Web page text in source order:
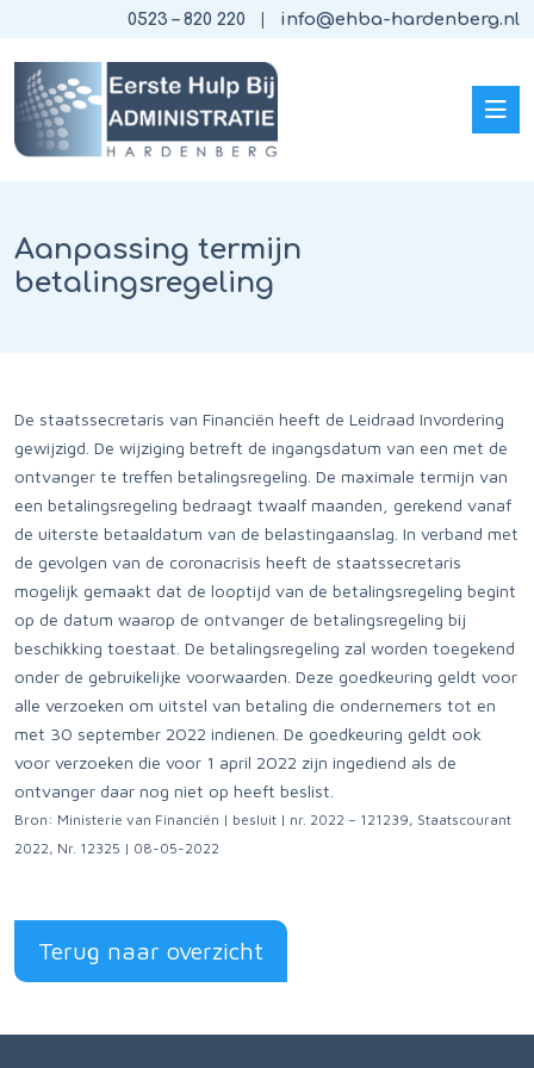
0523 – 820 220 info@ehba-hardenberg.nl
Aanpassing termijn
betalingsregeling
De staatssecretaris van Financiën heeft de Leidraad Invordering
gewijzigd. De wijziging betreft de ingangsdatum van een met de
ontvanger te treffen betalingsregeling. De maximale termijn van
een betalingsregeling bedraagt twaalf maanden, gerekend vanaf
de uiterste betaaldatum van de belastingaanslag. In verband met
de gevolgen van de coronacrisis heeft de staatssecretaris
mogelijk gemaakt dat de looptijd van de betalingsregeling begint
op de datum waarop de ontvanger de betalingsregeling bij
beschikking toestaat. De betalingsregeling zal worden toegekend
onder de gebruikelijke voorwaarden. Deze goedkeuring geldt voor
alle verzoeken om uitstel van betaling die ondernemers tot en
met 30 september 2022 indienen. De goedkeuring geldt ook
voor verzoeken die voor 1 april 2022 zijn ingediend als de
ontvanger daar nog niet op heeft beslist.
Bron: Ministerie van Financiën | besluit | nr. 2022 – 121239, Staatscourant
2022, Nr. 12325 | 08-05-2022
Terug naar overzicht